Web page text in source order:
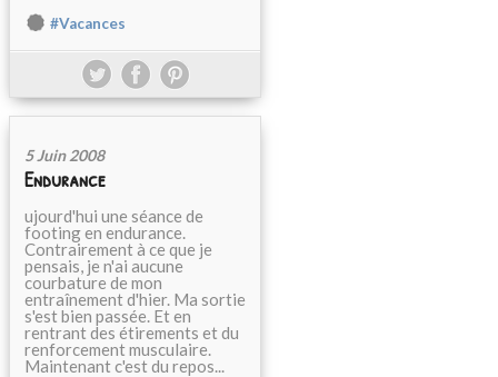
#Vacances
5 Juin 2008
Endurance
ujourd'hui une séance de
footing en endurance.
Contrairement à ce que je
pensais, je n'ai aucune
courbature de mon
entraînement d'hier. Ma sortie
s'est bien passée. Et en
rentrant des étirements et du
renforcement musculaire.
Maintenant c'est du repos...